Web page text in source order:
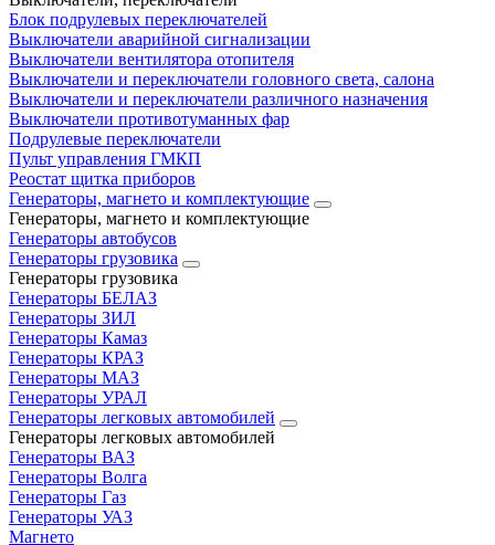
Блок подрулевых переключателей
Выключатели аварийной сигнализации
Выключатели вентилятора отопителя
Выключатели и переключатели головного света, салона
Выключатели и переключатели различного назначения
Выключатели противотуманных фар
Подрулевые переключатели
Пульт управления ГМКП
Реостат щитка приборов
Генераторы, магнето и комплектующие
Генераторы, магнето и комплектующие
Генераторы автобусов
Генераторы грузовика
Генераторы грузовика
Генераторы БЕЛАЗ
Генераторы ЗИЛ
Генераторы Камаз
Генераторы КРАЗ
Генераторы МАЗ
Генераторы УРАЛ
Генераторы легковых автомобилей
Генераторы легковых автомобилей
Генераторы ВАЗ
Генераторы Волга
Генераторы Газ
Генераторы УАЗ
Магнето